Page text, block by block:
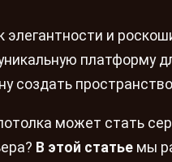
элегантности и
платформу
создать
может стать
В этой статье мы